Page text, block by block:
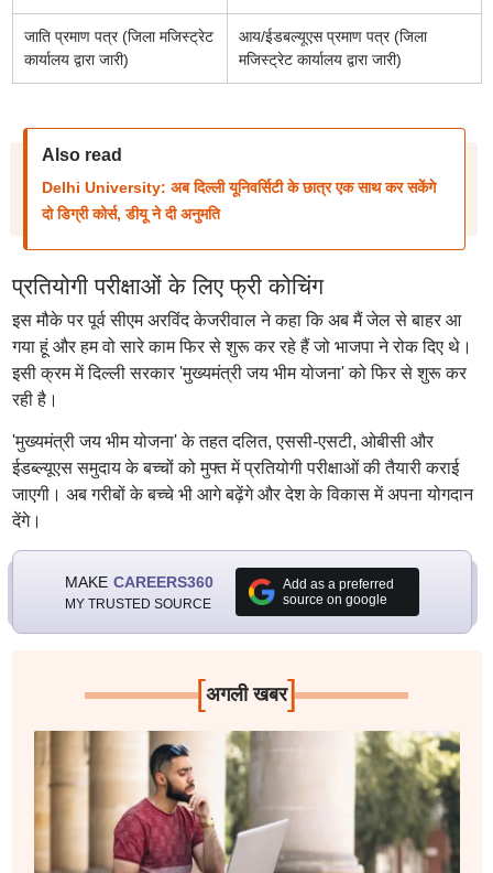
जाति प्रमाण पत्र (जिला मजिस्ट्रेट
कार्यालय द्वारा जारी)
आय/ईडबल्यूएस प्रमाण पत्र (जिला
मजिस्ट्रेट कार्यालय द्वारा जारी)
Also read
Delhi University: अब दिल्ली यूनिवर्सिटी के छात्र एक साथ कर सकेंगे
दो डिग्री कोर्स, डीयू ने दी अनुमति
प्रतियोगी परीक्षाओं के लिए फ्री कोचिंग
इस मौके पर पूर्व सीएम अरविंद केजरीवाल ने कहा कि अब मैं जेल से बाहर आ
गया हूं और हम वो सारे काम फिर से शुरू कर रहे हैं जो भाजपा ने रोक दिए थे।
इसी क्रम में दिल्ली सरकार 'मुख्यमंत्री जय भीम योजना' को फिर से शुरू कर
रही है।
'मुख्यमंत्री जय भीम योजना' के तहत दलित, एससी-एसटी, ओबीसी और
ईडब्ल्यूएस समुदाय के बच्चों को मुफ्त में प्रतियोगी परीक्षाओं की तैयारी कराई
जाएगी। अब गरीबों के बच्चे भी आगे बढ़ेंगे और देश के विकास में अपना योगदान
देंगे।
MAKE CAREERS360
MY TRUSTED SOURCE
Add as a preferred
source on google
[अगली खबर]